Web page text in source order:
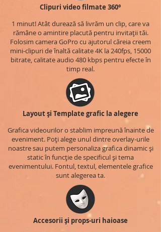
Clipuri video filmate 360°
1 minut! Atât durează să livrăm un clip, care va
rămâne o amintire placută pentru invitații tăi.
Folosim camera GoPro cu ajutorul căreia creem
mini-clipuri de înaltă calitate 4K la 240fps, 15000
bitrate, calitate audio 480 kbps pentru efecte în
timp real.
Layout și Template grafic la alegere
Grafica videourilor o stablim impreună înainte de
eveniment. Poți alege unul dintre overlay-urile
noastre sau putem personaliza grafica dinamic și
static în funcție de specificul și tema
evenimentului. Fontul, textul, elementele grafice
sunt alegerea ta.
Accesorii și props-uri haioase